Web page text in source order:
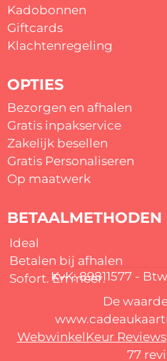
Kadobonnen
Giftcards
Klachtenregeling
OPTIES
Bezorgen en afhalen
Gratis inpakservice
Zakelijk besellen
Gratis Personaliseren
Op maatwerk
BETAALMETHODEN
Ideal
Betalen bij afhalen
Sofort. En meer.
KvK: 89811577 -
De
WebwinkelKeur Reviews
77